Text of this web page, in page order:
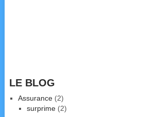
LE BLOG
Assurance(2)
surprime(2)